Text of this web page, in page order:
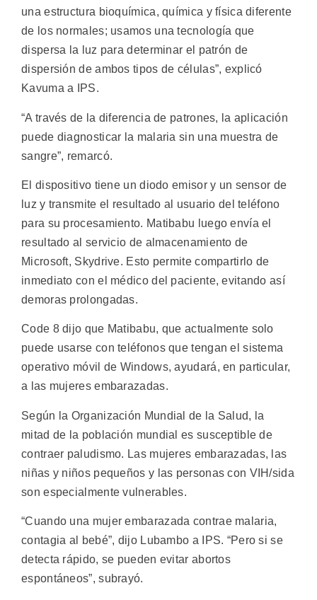
una estructura bioquímica, química y física diferente
de los normales; usamos una tecnología que
dispersa la luz para determinar el patrón de
dispersión de ambos tipos de células”, explicó
Kavuma a IPS.
“A través de la diferencia de patrones, la aplicación
puede diagnosticar la malaria sin una muestra de
sangre”, remarcó.
El dispositivo tiene un diodo emisor y un sensor de
luz y transmite el resultado al usuario del teléfono
para su procesamiento. Matibabu luego envía el
resultado al servicio de almacenamiento de
Microsoft, Skydrive. Esto permite compartirlo de
inmediato con el médico del paciente, evitando así
demoras prolongadas.
Code 8 dijo que Matibabu, que actualmente solo
puede usarse con teléfonos que tengan el sistema
operativo móvil de Windows, ayudará, en particular,
a las mujeres embarazadas.
Según la Organización Mundial de la Salud, la
mitad de la población mundial es susceptible de
contraer paludismo. Las mujeres embarazadas, las
niñas y niños pequeños y las personas con VIH/sida
son especialmente vulnerables.
“Cuando una mujer embarazada contrae malaria,
contagia al bebé”, dijo Lubambo a IPS. “Pero si se
detecta rápido, se pueden evitar abortos
espontáneos”, subrayó.